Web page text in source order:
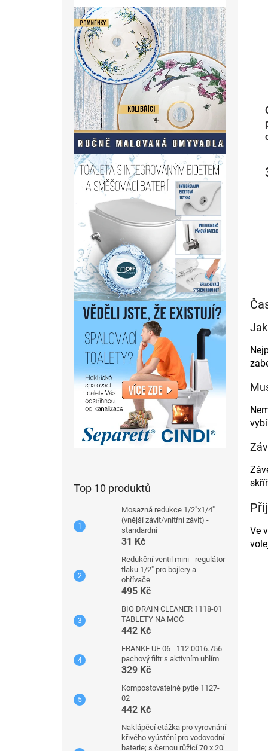
Top 10 produktů
Mosazná redukce 1/2"x1/4"
(vnější závit/vnitřní závit) -
standardní
31 Kč
Redukční ventil mini - regulátor
tlaku 1/2" pro bojlery a
ohřívače
495 Kč
BIO DRAIN CLEANER 1118-01
TABLETY NA MOČ
442 Kč
FRANKE UF 06 - 112.0016.756
pachový filtr s aktivním uhlím
329 Kč
Kompostovatelné pytle 1127-
02
442 Kč
Naklápěcí etážka pro vyrovnání
křivého vyústění pro vodovodní
baterie; s černou růžicí 70 x 20
Ve